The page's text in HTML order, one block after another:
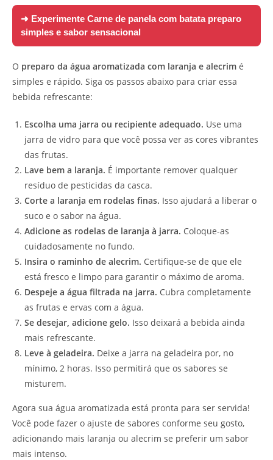
➜ Experimente Carne de panela com batata preparo
simples e sabor sensacional
O preparo da água aromatizada com laranja e alecrim é
simples e rápido. Siga os passos abaixo para criar essa
bebida refrescante:
Escolha uma jarra ou recipiente adequado. Use uma
jarra de vidro para que você possa ver as cores vibrantes
das frutas.
Lave bem a laranja. É importante remover qualquer
resíduo de pesticidas da casca.
Corte a laranja em rodelas finas. Isso ajudará a liberar o
suco e o sabor na água.
Adicione as rodelas de laranja à jarra. Coloque-as
cuidadosamente no fundo.
Insira o raminho de alecrim. Certifique-se de que ele
está fresco e limpo para garantir o máximo de aroma.
Despeje a água filtrada na jarra. Cubra completamente
as frutas e ervas com a água.
Se desejar, adicione gelo. Isso deixará a bebida ainda
mais refrescante.
Leve à geladeira. Deixe a jarra na geladeira por, no
mínimo, 2 horas. Isso permitirá que os sabores se
misturem.
Agora sua água aromatizada está pronta para ser servida!
Você pode fazer o ajuste de sabores conforme seu gosto,
adicionando mais laranja ou alecrim se preferir um sabor
mais intenso.